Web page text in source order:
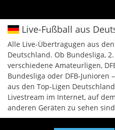
Live-Fußball aus
Alle Live-Übertragugen aus
Deutschland. Ob Bundesliga,
verschiedene Amateurligen,
Bundesliga oder DFB-
aus den Top-Ligen
Livestream im Internet, auf
anderen Geräten zu sehen